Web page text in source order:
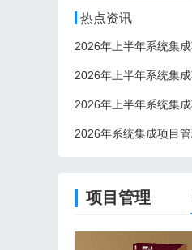
热点资讯
2026年系统集成项目
项目管理